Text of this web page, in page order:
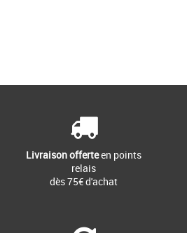
Livraison offerteen points
relais
dès 75€ d'achat